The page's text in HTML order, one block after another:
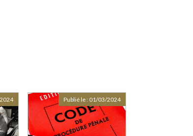
Publié le : 01/03/2024